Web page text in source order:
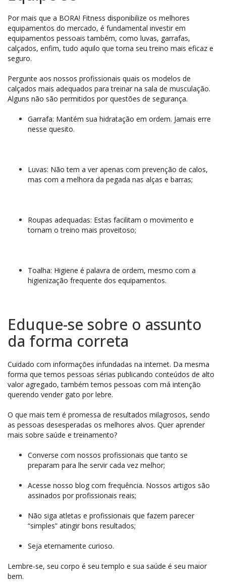
Por mais que a BORA! Fitness disponibilize os melhores
equipamentos do mercado, é fundamental investir em
equipamentos pessoais também, como luvas, garrafas,
calçados, enfim, tudo aquilo que torna seu treino mais eficaz e
seguro.
Pergunte aos nossos profissionais quais os modelos de
calçados mais adequados para treinar na sala de musculação.
Alguns não são permitidos por questões de segurança.
Garrafa: Mantém sua hidratação em ordem. Jamais erre
nesse quesito.
Luvas: Não tem a ver apenas com prevenção de calos,
mas com a melhora da pegada nas alças e barras;
Roupas adequadas: Estas facilitam o movimento e
tornam o treino mais proveitoso;
Toalha: Higiene é palavra de ordem, mesmo com a
higienização frequente dos equipamentos.
Eduque-se sobre o assunto
da forma correta
Cuidado com informações infundadas na internet. Da mesma
forma que temos pessoas sérias publicando conteúdos de alto
valor agregado, também temos pessoas com má intenção
querendo vender gato por lebre.
O que mais tem é promessa de resultados milagrosos, sendo
as pessoas desesperadas os melhores alvos. Quer aprender
mais sobre saúde e treinamento?
Converse com nossos profissionais que tanto se
preparam para lhe servir cada vez melhor;
Acesse nosso blog com frequência. Nossos artigos são
assinados por profissionais reais;
Não siga atletas e profissionais que fazem parecer
“simples” atingir bons resultados;
Seja eternamente curioso.
Lembre-se, seu corpo é seu templo e sua saúde é seu maior
bem.